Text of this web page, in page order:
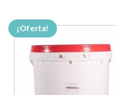
¡Oferta!
Este
producto
tiene